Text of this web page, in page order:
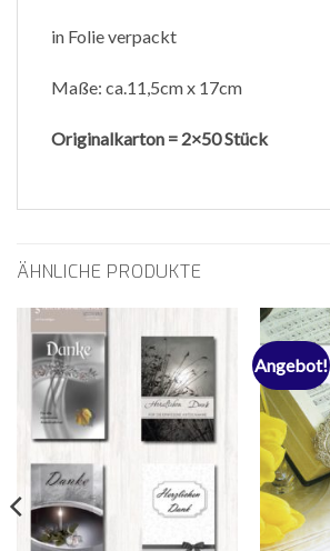
in Folie verpackt
Maße: ca.11,5cm x 17cm
Originalkarton = 2×50 Stück
ÄHNLICHE PRODUKTE
Angebot!